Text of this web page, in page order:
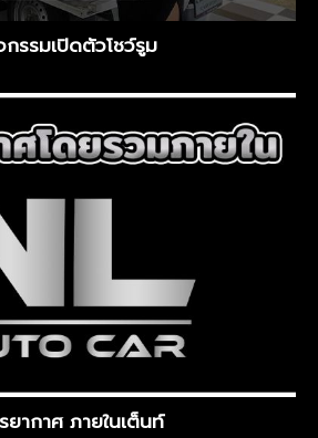
กรรมเปิดตัวโชว์รูม
ยากาศ ภายในเต็นท์